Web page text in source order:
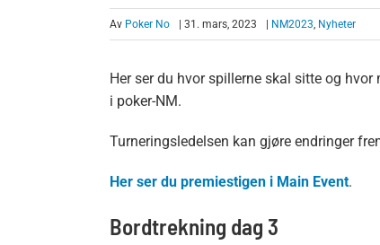
Av Poker No | 31. mars, 2023 NM2023, Nyheter
Her ser du hvor spillerne skal sitte og
i poker-NM.
Turneringsledelsen kan gjøre endringer
Her ser du premiestigen i Main Event.
Bordtrekning dag 3